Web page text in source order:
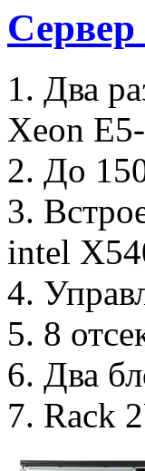
1. Два
Xeon
2. До
3.
intel
4.
5. 8
6. Два
7. Rack